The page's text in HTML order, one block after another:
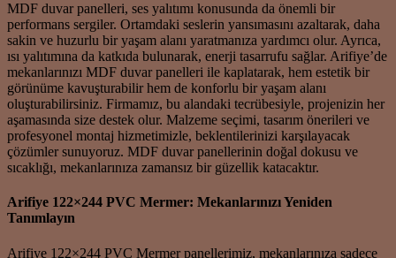
MDF duvar panelleri, ses yalıtımı konusunda da önemli bir
performans sergiler. Ortamdaki seslerin yansımasını azaltarak, daha
sakin ve huzurlu bir yaşam alanı yaratmanıza yardımcı olur. Ayrıca,
ısı yalıtımına da katkıda bulunarak, enerji tasarrufu sağlar. Arifiye’de
mekanlarınızı MDF duvar panelleri ile kaplatarak, hem estetik bir
görünüme kavuşturabilir hem de konforlu bir yaşam alanı
oluşturabilirsiniz. Firmamız, bu alandaki tecrübesiyle, projenizin her
aşamasında size destek olur. Malzeme seçimi, tasarım önerileri ve
profesyonel montaj hizmetimizle, beklentilerinizi karşılayacak
çözümler sunuyoruz. MDF duvar panellerinin doğal dokusu ve
sıcaklığı, mekanlarınıza zamansız bir güzellik katacaktır.
Arifiye 122×244 PVC Mermer: Mekanlarınızı Yeniden
Tanımlayın
Arifiye 122×244 PVC Mermer panellerimiz, mekanlarınıza sadece